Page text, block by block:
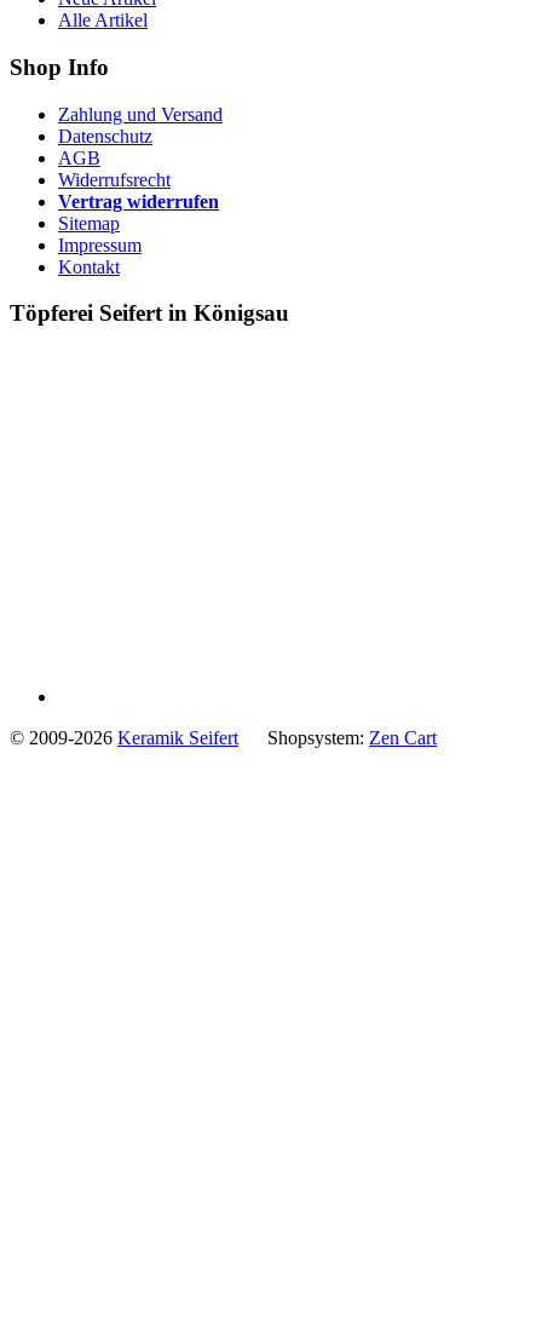
Alle Artikel
Shop Info
Zahlung und Versand
Datenschutz
AGB
Widerrufsrecht
Vertrag widerrufen
Sitemap
Impressum
Kontakt
Töpferei Seifert in Königsau
© 2009-2026 Keramik Seifert Shopsystem: Zen Cart